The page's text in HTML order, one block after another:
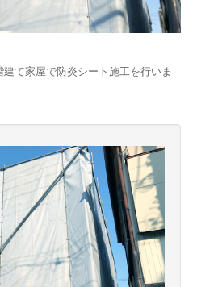
て家屋で防炎シート施工を行いま